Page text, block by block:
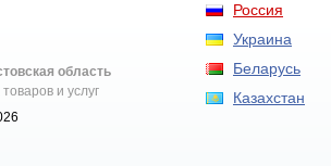
Россия
Украина
Беларусь
Казахстан
область
и услуг